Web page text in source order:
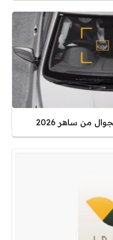
من ساهر 2026